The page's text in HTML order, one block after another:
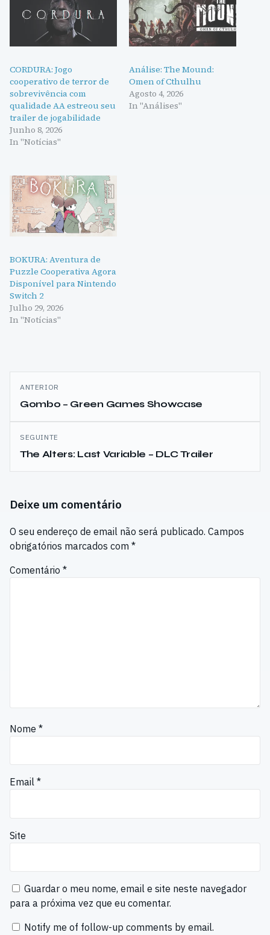
CORDURA: Jogo
cooperativo de terror de
sobrevivência com
qualidade AA estreou seu
trailer de jogabilidade
Junho 8, 2026
In "Notícias"
Análise: The Mound:
Omen of Cthulhu
Agosto 4, 2026
In "Análises"
BOKURA: Aventura de
Puzzle Cooperativa Agora
Disponível para Nintendo
Switch 2
Julho 29, 2026
In "Notícias"
Navegação
de
artigos
ANTERIOR
Gombo – Green Games Showcase
SEGUINTE
The Alters: Last Variable – DLC Trailer
Deixe um comentário
O seu endereço de email não será publicado. Campos
obrigatórios marcados com *
Comentário *
Nome *
Email *
Site
Guardar o meu nome, email e site neste navegador
para a próxima vez que eu comentar.
Notify me of follow-up comments by email.